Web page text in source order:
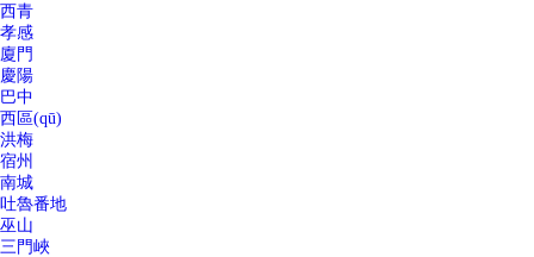
西青
孝感
廈門
慶陽
巴中
西區(qū)
洪梅
宿州
南城
吐魯番地
巫山
三門峽